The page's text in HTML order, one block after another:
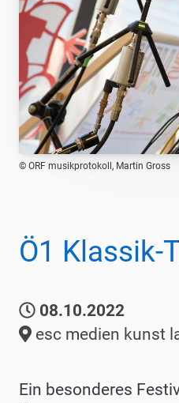
© ORF musikprotokoll, Martin Gross
Ö1 Klassik-
08.10.2022
esc medien kunst
Ein besonderes